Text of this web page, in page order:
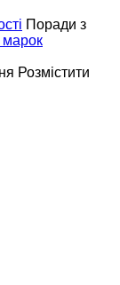
Поради з
марок
Розмістити